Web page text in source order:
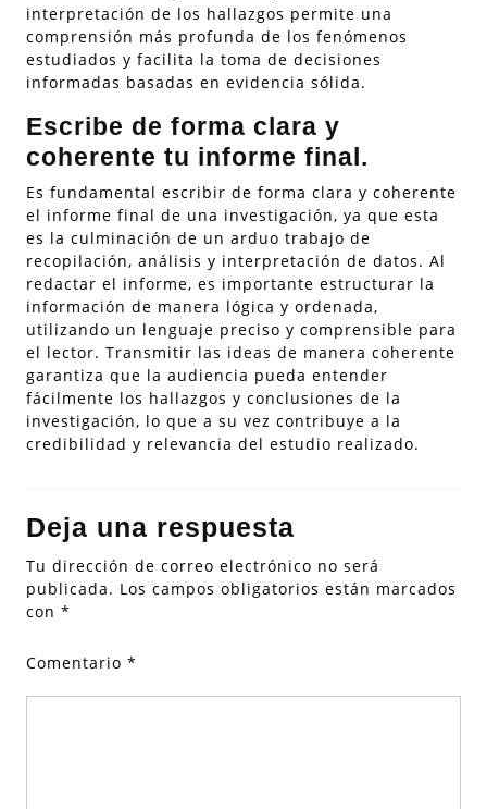
interpretación de los hallazgos permite una
comprensión más profunda de los fenómenos
estudiados y facilita la toma de decisiones
informadas basadas en evidencia sólida.
Escribe de forma clara y
coherente tu informe final.
Es fundamental escribir de forma clara y coherente
el informe final de una investigación, ya que esta
es la culminación de un arduo trabajo de
recopilación, análisis y interpretación de datos. Al
redactar el informe, es importante estructurar la
información de manera lógica y ordenada,
utilizando un lenguaje preciso y comprensible para
el lector. Transmitir las ideas de manera coherente
garantiza que la audiencia pueda entender
fácilmente los hallazgos y conclusiones de la
investigación, lo que a su vez contribuye a la
credibilidad y relevancia del estudio realizado.
Deja una respuesta
Tu dirección de correo electrónico no será
publicada. Los campos obligatorios están marcados
con *
Comentario *